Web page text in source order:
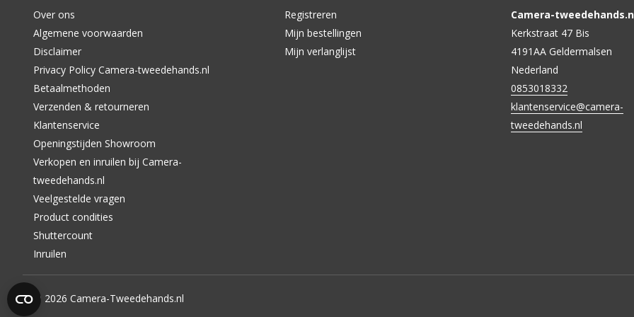
Over ons
Algemene voorwaarden
Disclaimer
Privacy Policy Camera-tweedehands.nl
Betaalmethoden
Verzenden & retourneren
Klantenservice
Openingstijden Showroom
Verkopen en inruilen bij Camera-
tweedehands.nl
Veelgestelde vragen
Product condities
Shuttercount
Inruilen
Registreren
Mijn bestellingen
Mijn verlanglijst
Camera-
Kerkstraat 47 Bis
4191AA Geldermalsen
Nederland
0853018332
klantenservice@camera-
tweedehands.nl
© 2026 Camera-Tweedehands.nl